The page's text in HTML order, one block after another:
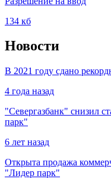
134 кб
Новости
В 2021 году сдано
4 года назад
"Севергазбанк" снизил
парк"
6 лет назад
Открыта продажа
"Лидер парк"